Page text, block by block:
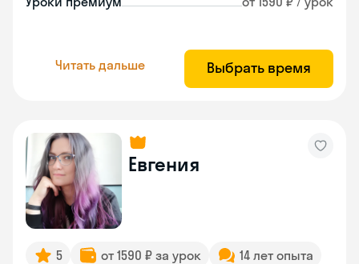
Читать дальше Выбрать время
Евгения
5 от 1590 ₽ за урок
14 лет опыта